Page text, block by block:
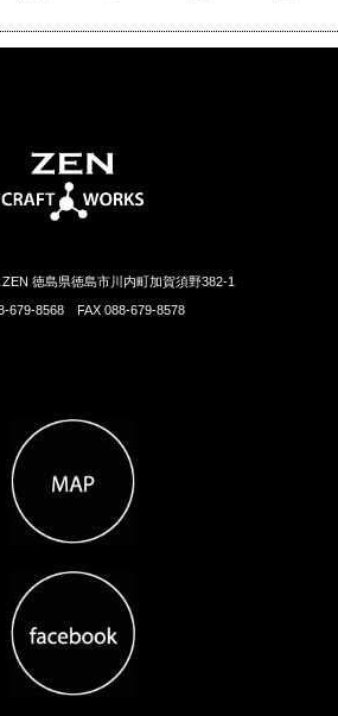
ZEN 徳島県徳島市川内町加賀須野382-1
679-8568 FAX 088-679-8578